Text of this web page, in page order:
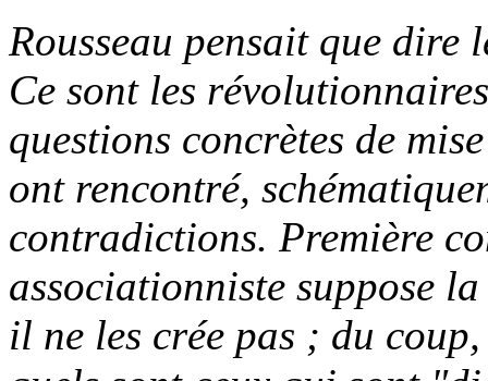
Rousseau pensait que dire
Ce sont les
questions concrètes de
ont rencontré,
contradictions. Première
associationniste suppose
il ne les crée pas ; du